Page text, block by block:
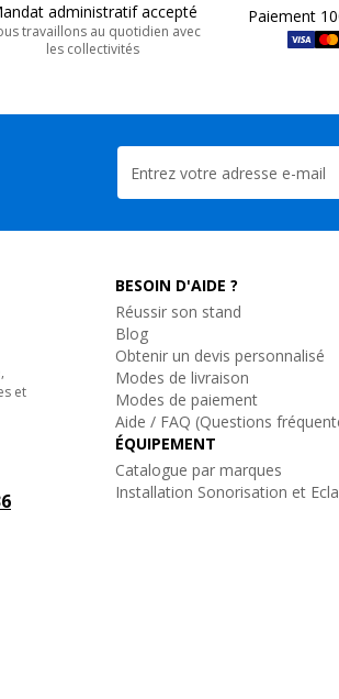
administratif accepté
travaillons au quotidien avec
les collectivités
Paiement
et
BESOIN D'AIDE ?
Réussir son stand
Blog
Obtenir un devis personnalisé
Modes de livraison
Modes de paiement
Aide / FAQ (Questions
ÉQUIPEMENT
Catalogue par marques
Installation Sonorisation et